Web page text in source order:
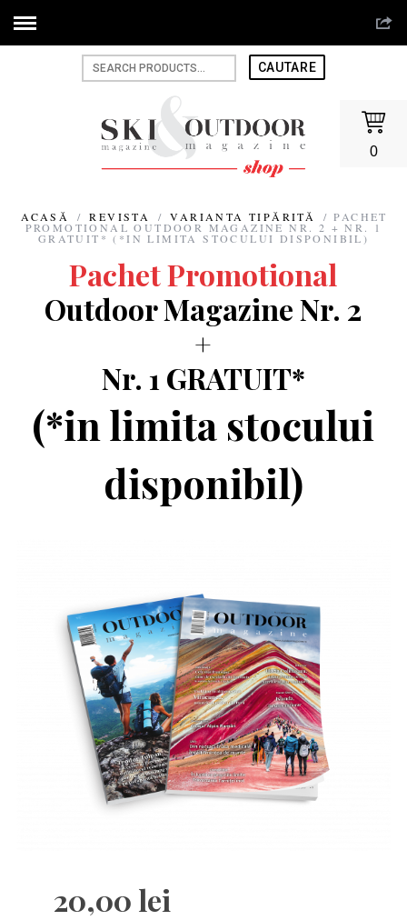
ACASĂ / REVISTA / VARIANTA TIPĂRITĂ / PACHET
PROMOTIONAL OUTDOOR MAGAZINE NR. 2 + NR. 1
GRATUIT* (*IN LIMITA STOCULUI DISPONIBIL)
Pachet Promotional
Outdoor Magazine Nr. 2
+
Nr. 1 GRATUIT*
(*in limita stocului
disponibil)
20,00 lei
0